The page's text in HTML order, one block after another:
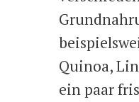
Quinoa,
ein paar